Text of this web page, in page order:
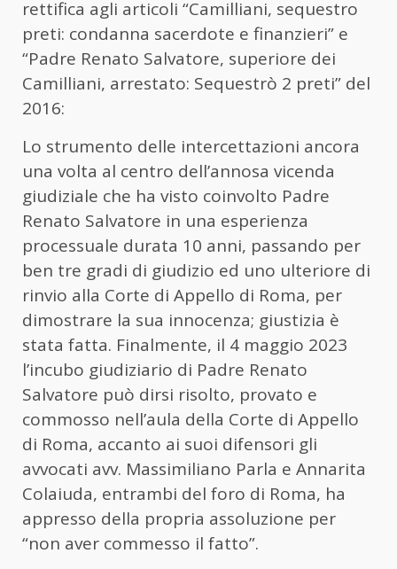
rettifica agli articoli “Camilliani, sequestro
preti: condanna sacerdote e finanzieri” e
“Padre Renato Salvatore, superiore dei
Camilliani, arrestato: Sequestrò 2 preti” del
2016:
Lo strumento delle intercettazioni ancora
una volta al centro dell’annosa vicenda
giudiziale che ha visto coinvolto Padre
Renato Salvatore in una esperienza
processuale durata 10 anni, passando per
ben tre gradi di giudizio ed uno ulteriore di
rinvio alla Corte di Appello di Roma, per
dimostrare la sua innocenza; giustizia è
stata fatta. Finalmente, il 4 maggio 2023
l’incubo giudiziario di Padre Renato
Salvatore può dirsi risolto, provato e
commosso nell’aula della Corte di Appello
di Roma, accanto ai suoi difensori gli
avvocati avv. Massimiliano Parla e Annarita
Colaiuda, entrambi del foro di Roma, ha
appresso della propria assoluzione per
“non aver commesso il fatto”.